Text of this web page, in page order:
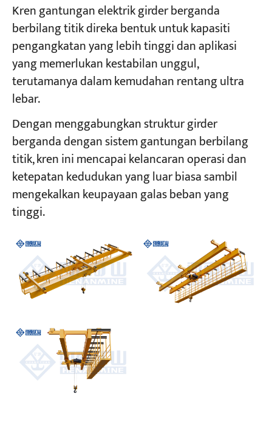
Kren gantungan elektrik girder berganda
berbilang titik direka bentuk untuk kapasiti
pengangkatan yang lebih tinggi dan aplikasi
yang memerlukan kestabilan unggul,
terutamanya dalam kemudahan rentang ultra
lebar.
Dengan menggabungkan struktur girder
berganda dengan sistem gantungan berbilang
titik, kren ini mencapai kelancaran operasi dan
ketepatan kedudukan yang luar biasa sambil
mengekalkan keupayaan galas beban yang
tinggi.